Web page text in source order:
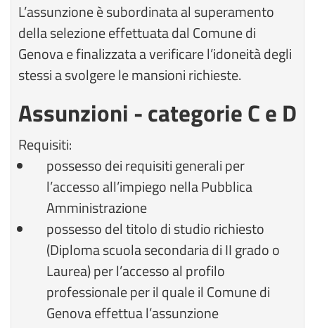
L’assunzione è subordinata al superamento
della selezione effettuata dal Comune di
Genova e finalizzata a verificare l’idoneità degli
stessi a svolgere le mansioni richieste.
Assunzioni - categorie C e D
Requisiti:
possesso dei requisiti generali per
l’accesso all’impiego nella Pubblica
Amministrazione
possesso del titolo di studio richiesto
(Diploma scuola secondaria di II grado o
Laurea) per l’accesso al profilo
professionale per il quale il Comune di
Genova effettua l’assunzione